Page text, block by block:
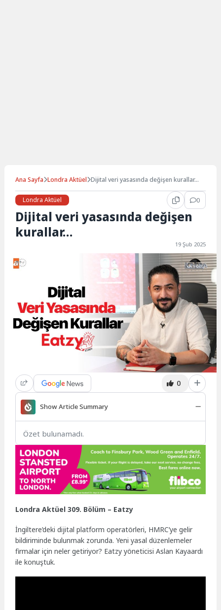
Ana Sayfa Londra Aktüel Dijital veri yasasında değişen kurallar…
Londra Aktüel 0
Dijital veri yasasında değişen
kurallar…
19 Şub 2025
0
Show Article Summary
Özet bulunamadı.
Londra Aktüel 309. Bölüm – Eatzy
İngiltere’deki dijital platform operatörleri, HMRC’ye gelir
bildiriminde bulunmak zorunda. Yeni yasal düzenlemeler
firmalar için neler getiriyor? Eatzy yöneticisi Aslan Kayaardı
ile konuştuk.